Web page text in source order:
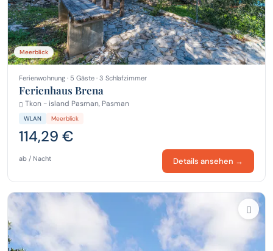
Meerblick
Ferienwohnung · 5 Gäste · 3 Schlafzimmer
Ferienhaus Brena
Tkon - island Pasman, Pasman
WLAN Meerblick
114,29 €
ab / Nacht Details ansehen →